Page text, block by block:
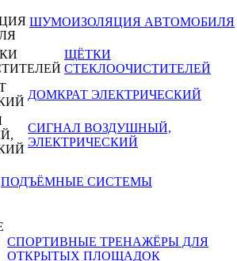
ШУМОИЗОЛЯЦИЯ АВТОМОБИЛЯ
ЩЁТКИ
СТЕКЛООЧИСТИТЕЛЕЙ
ДОМКРАТ ЭЛЕКТРИЧЕСКИЙ
СИГНАЛ ВОЗДУШНЫЙ,
ЭЛЕКТРИЧЕСКИЙ
ПОДЪЁМНЫЕ СИСТЕМЫ
СПОРТИВНЫЕ ТРЕНАЖЁРЫ ДЛЯ
ОТКРЫТЫХ ПЛОЩАДОК